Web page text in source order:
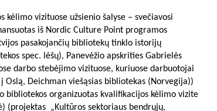
vizituose užsienio šalyse – svečiavosi
iš Nordic Culture Point programos
pasakojančių bibliotekų tinklo istorijų
spec. lėšų), Panevėžio apskrities Gabrielės
darbo stebėjimo vizituose, kuriuose darbuotojai
Deichman viešąsias bibliotekas (Norvegija))
bibliotekos organizuotas kvalifikacijos kėlimo vizite
(projektas „Kultūros sektoriaus bendrųjų,